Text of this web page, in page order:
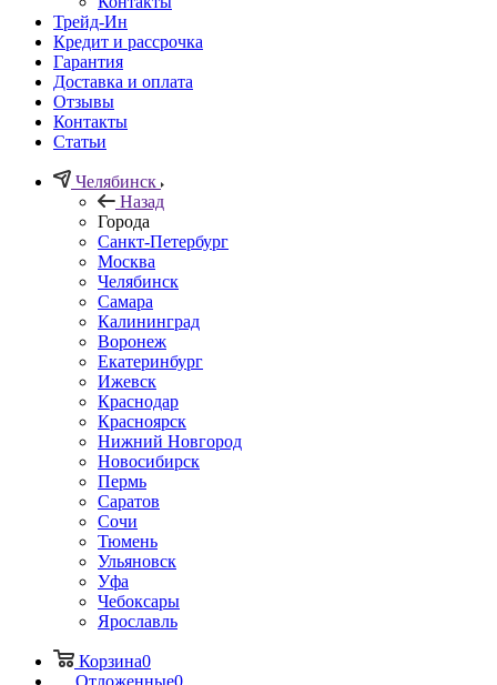
Трейд-Ин
Кредит и рассрочка
Гарантия
Доставка и оплата
Отзывы
Контакты
Статьи
Челябинск
Назад
Города
Санкт-Петербург
Москва
Челябинск
Самара
Калининград
Воронеж
Екатеринбург
Ижевск
Краснодар
Красноярск
Нижний Новгород
Новосибирск
Пермь
Саратов
Сочи
Тюмень
Ульяновск
Уфа
Чебоксары
Ярославль
Корзина0
Отложенные0